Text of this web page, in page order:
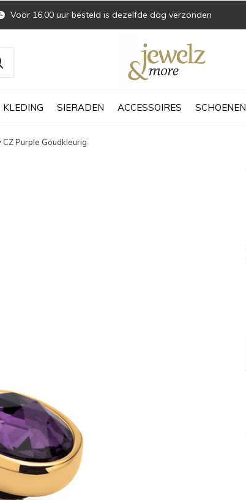
KLEDING SIERADEN ACCESSOIRES SCHOENEN
Voor 16.00 uur besteld is dezelfde dag verzonden
Purple Goudkleurig